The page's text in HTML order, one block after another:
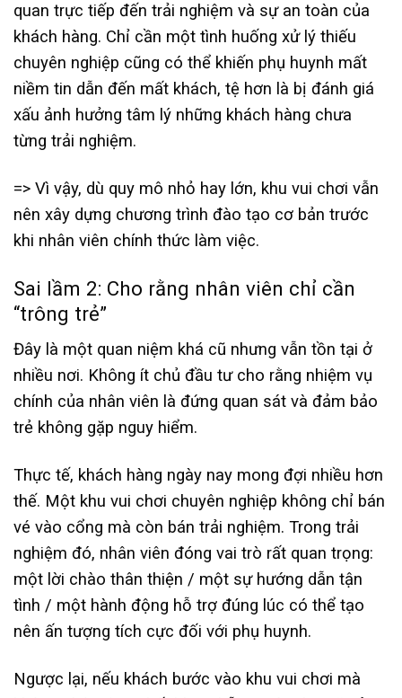
quan trực tiếp đến trải nghiệm và sự an toàn của
khách hàng. Chỉ cần một tình huống xử lý thiếu
chuyên nghiệp cũng có thể khiến phụ huynh mất
niềm tin dẫn đến mất khách, tệ hơn là bị đánh giá
xấu ảnh hưởng tâm lý những khách hàng chưa
từng trải nghiệm.
=> Vì vậy, dù quy mô nhỏ hay lớn, khu vui chơi vẫn
nên xây dựng chương trình đào tạo cơ bản trước
khi nhân viên chính thức làm việc.
Sai lầm 2: Cho rằng nhân viên chỉ cần
“trông trẻ”
Đây là một quan niệm khá cũ nhưng vẫn tồn tại ở
nhiều nơi. Không ít chủ đầu tư cho rằng nhiệm vụ
chính của nhân viên là đứng quan sát và đảm bảo
trẻ không gặp nguy hiểm.
Thực tế, khách hàng ngày nay mong đợi nhiều hơn
thế. Một khu vui chơi chuyên nghiệp không chỉ bán
vé vào cổng mà còn bán trải nghiệm. Trong trải
nghiệm đó, nhân viên đóng vai trò rất quan trọng:
một lời chào thân thiện / một sự hướng dẫn tận
tình / một hành động hỗ trợ đúng lúc có thể tạo
nên ấn tượng tích cực đối với phụ huynh.
Ngược lại, nếu khách bước vào khu vui chơi mà